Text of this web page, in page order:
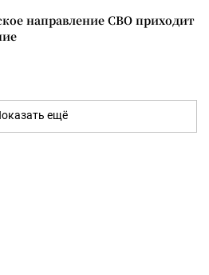
направление СВО приходит
ещё